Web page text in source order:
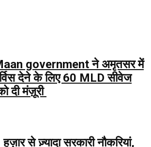
government ने अमृतसर में
देने के लिए 60 MLD सीवेज
दी मंज़ूरी
से ज़्यादा सरकारी नौकरियां,